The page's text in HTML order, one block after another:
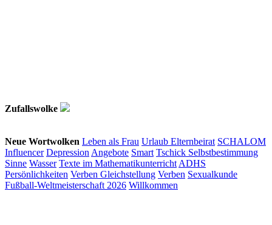
Zufallswolke
Neue Wortwolken Leben als Frau Urlaub Elternbeirat SCHALOM
Influencer Depression Angebote Smart Tschick Selbstbestimmung
Sinne Wasser Texte im Mathematikunterricht ADHS
Persönlichkeiten Verben Gleichstellung Verben Sexualkunde
Fußball-Weltmeisterschaft 2026 Willkommen